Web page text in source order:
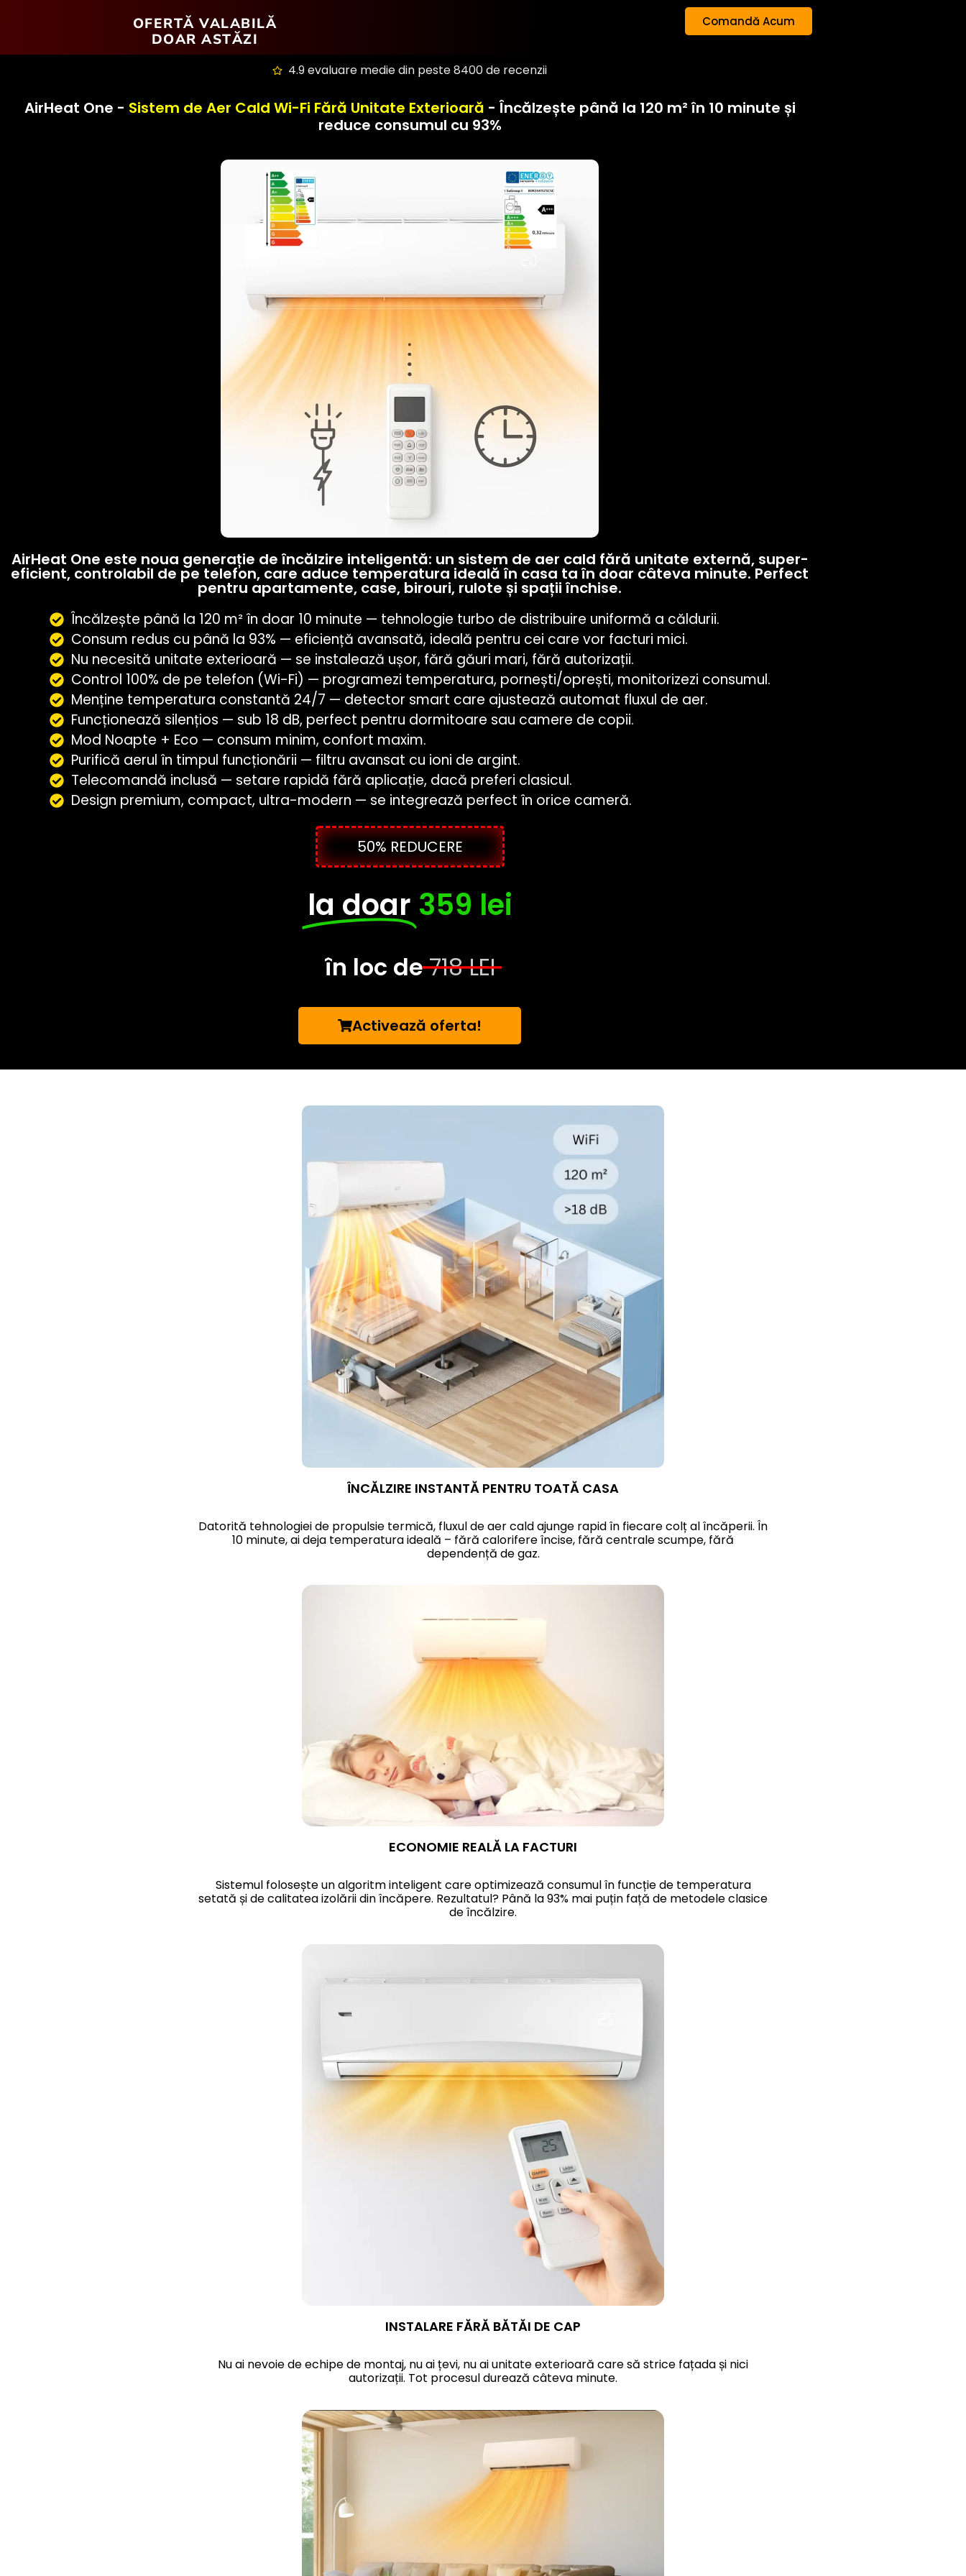
OFERTĂ VALABILĂ
DOAR ASTĂZI
Comandă Acum
4.9 evaluare medie din peste 8400 de recenzii
AirHeat One - Sistem de Aer Cald Wi-Fi Fără Unitate Exterioară - Încălzește până la 120 m² în 10 minute și
reduce consumul cu 93%
AirHeat One este noua generație de încălzire inteligentă: un sistem de aer cald fără unitate externă, super-
eficient, controlabil de pe telefon, care aduce temperatura ideală în casa ta în doar câteva minute. Perfect
pentru apartamente, case, birouri, rulote și spații închise.
Încălzește până la 120 m² în doar 10 minute — tehnologie turbo de distribuire uniformă a căldurii.
Consum redus cu până la 93% — eficiență avansată, ideală pentru cei care vor facturi mici.
Nu necesită unitate exterioară — se instalează ușor, fără găuri mari, fără autorizații.
Control 100% de pe telefon (Wi-Fi) — programezi temperatura, pornești/oprești, monitorizezi consumul.
Menține temperatura constantă 24/7 — detector smart care ajustează automat fluxul de aer.
Funcționează silențios — sub 18 dB, perfect pentru dormitoare sau camere de copii.
Mod Noapte + Eco — consum minim, confort maxim.
Purifică aerul în timpul funcționării — filtru avansat cu ioni de argint.
Telecomandă inclusă — setare rapidă fără aplicație, dacă preferi clasicul.
Design premium, compact, ultra-modern — se integrează perfect în orice cameră.
50% REDUCERE
la doar 359 lei
în loc de718 LEI
Activează oferta!
ÎNCĂLZIRE INSTANTĂ PENTRU TOATĂ CASA
Datorită tehnologiei de propulsie termică, fluxul de aer cald ajunge rapidîn fiecare colț alîncăperii. În
10 minute, ai deja temperatura ideală – fără calorifereîncise, fără centrale scumpe, fără
dependență de gaz.
ECONOMIE REALĂ LA FACTURI
Sistemul folosește un algoritm inteligent care optimizează consumulîn funcție de temperatura
setată și de calitatea izolării dinîncăpere. Rezultatul? Până la 93% mai puțin față de metodele clasice
deîncălzire.
INSTALARE FĂRĂ BĂTĂI DE CAP
Nu ai nevoie de echipe de montaj, nu ai țevi, nu ai unitate exterioară care să strice fațada și nici
autorizații. Tot procesul durează câteva minute.